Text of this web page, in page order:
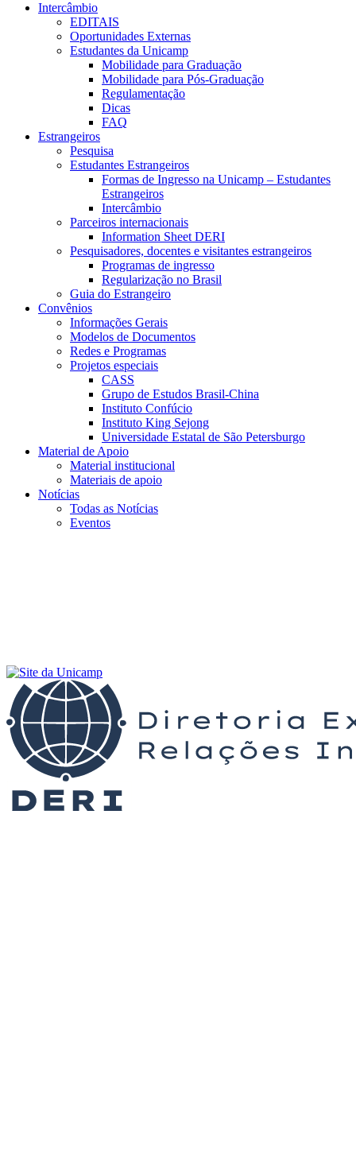
Intercâmbio
EDITAIS
Oportunidades Externas
Estudantes da Unicamp
Mobilidade para Graduação
Mobilidade para Pós-Graduação
Regulamentação
Dicas
FAQ
Estrangeiros
Pesquisa
Estudantes Estrangeiros
Formas de Ingresso na Unicamp – Estudantes
Estrangeiros
Intercâmbio
Parceiros internacionais
Information Sheet DERI
Pesquisadores, docentes e visitantes estrangeiros
Programas de ingresso
Regularização no Brasil
Guia do Estrangeiro
Convênios
Informações Gerais
Modelos de Documentos
Redes e Programas
Projetos especiais
CASS
Grupo de Estudos Brasil-China
Instituto Confúcio
Instituto King Sejong
Universidade Estatal de São Petersburgo
Material de Apoio
Material institucional
Materiais de apoio
Notícias
Todas as Notícias
Eventos